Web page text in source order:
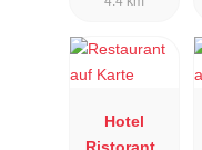
Hotel